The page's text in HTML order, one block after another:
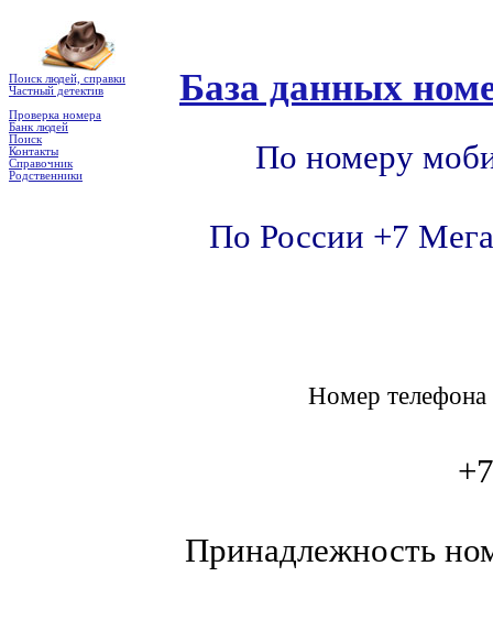
Поиск людей, справки
Частный детектив
Проверка номера
Банк людей
Поиск
Контакты
Справочник
Родственники
База данных
По номеру
По России +7
Номер
Принадлежность